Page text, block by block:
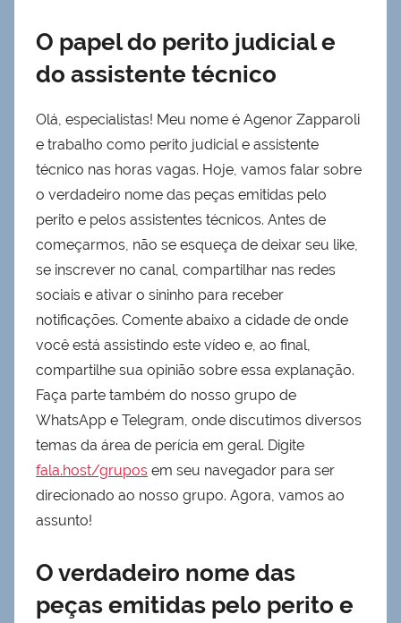
O papel do perito judicial e
do assistente técnico
Olá, especialistas! Meu nome é Agenor Zapparoli
e trabalho como perito judicial e assistente
técnico nas horas vagas. Hoje, vamos falar sobre
o verdadeiro nome das peças emitidas pelo
perito e pelos assistentes técnicos. Antes de
começarmos, não se esqueça de deixar seu like,
se inscrever no canal, compartilhar nas redes
sociais e ativar o sininho para receber
notificações. Comente abaixo a cidade de onde
você está assistindo este vídeo e, ao final,
compartilhe sua opinião sobre essa explanação.
Faça parte também do nosso grupo de
WhatsApp e Telegram, onde discutimos diversos
temas da área de perícia em geral. Digite
fala.host/grupos em seu navegador para ser
direcionado ao nosso grupo. Agora, vamos ao
assunto!
O verdadeiro nome das
peças emitidas pelo perito e